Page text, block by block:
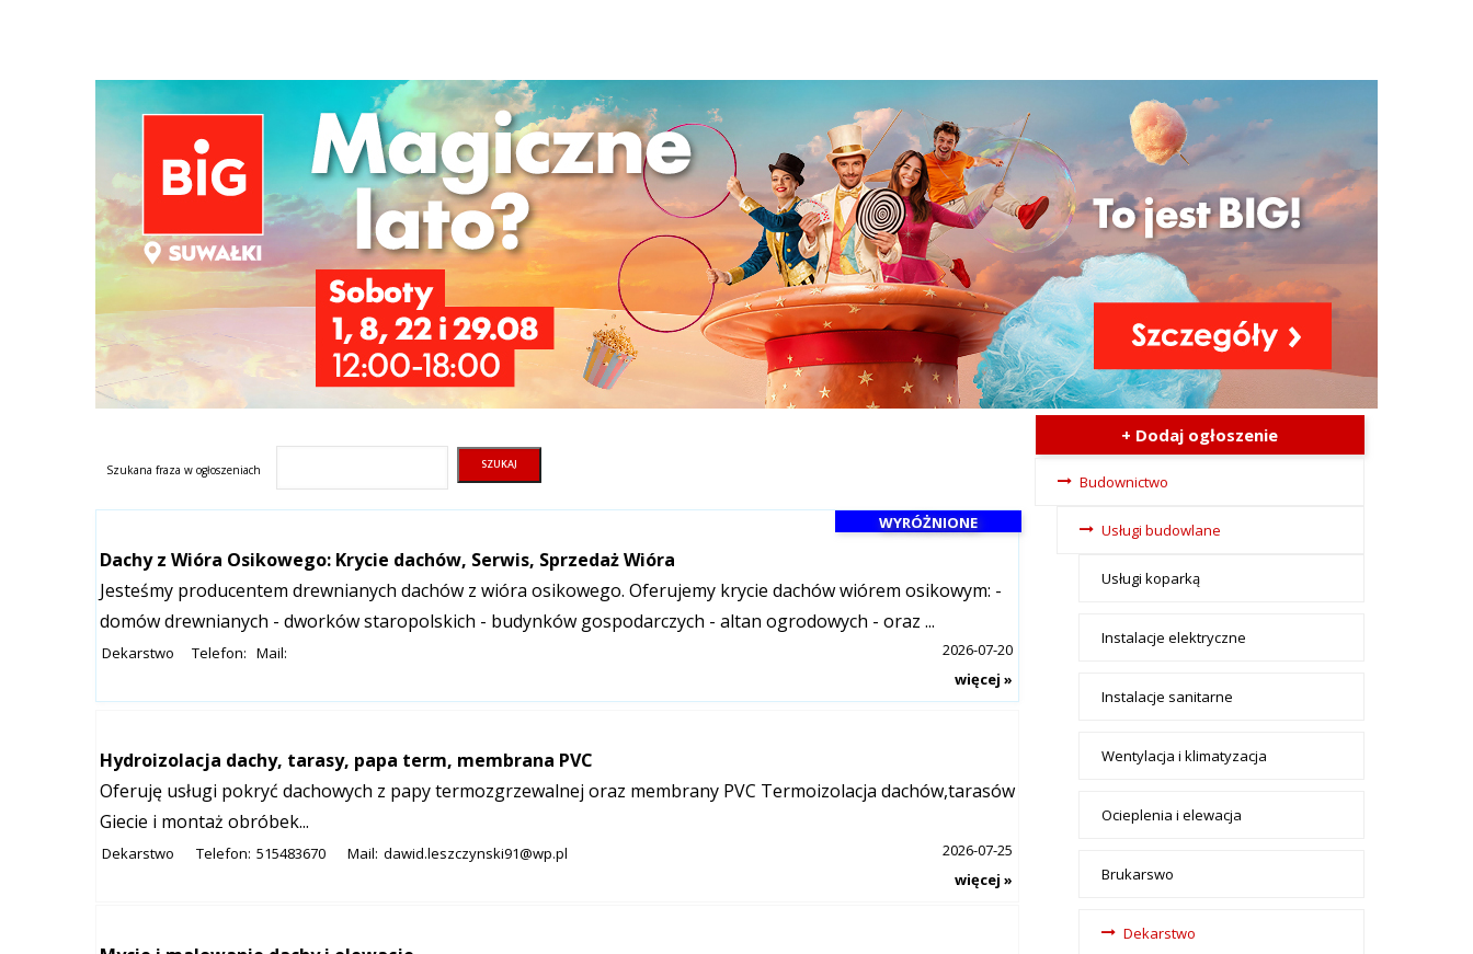
Szukana fraza w ogłoszeniach
Dachy z Wióra Osikowego: Krycie dachów, Serwis, Sprzedaż Wióra
WYRÓŻNIONE
Jesteśmy producentem drewnianych dachów z wióra osikowego. Oferujemy krycie dachów wiórem osikowym: -
domów drewnianych - dworków staropolskich - budynków gospodarczych - altan ogrodowych - oraz ...
Dekarstwo Telefon: Mail:
2026-07-20
więcej »
Hydroizolacja dachy, tarasy, papa term, membrana PVC
Oferuję usługi pokryć dachowych z papy termozgrzewalnej oraz membrany PVC Termoizolacja dachów,tarasów
Giecie i montaż obróbek...
Dekarstwo Telefon: 515483670 Mail: dawid.leszczynski91@wp.pl
2026-07-25
więcej »
+ Dodaj ogłoszenie
Ogłoszenia -
Budownictwo
Budownictwo
Usługi budowlane
Usługi koparką
Instalacje elektryczne
Instalacje sanitarne
Wentylacja i klimatyzacja
Ocieplenia i elewacja
Brukarswo
Dekarstwo